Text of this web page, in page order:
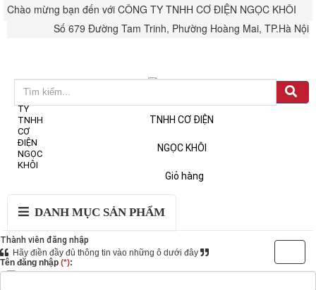
Chào mừng bạn đến với CÔNG TY TNHH CƠ ĐIỆN NGỌC KHÔI
Số 679 Đường Tam Trinh, Phường Hoàng Mai, TP.Hà Nội
Đăng nhập
Giỏ hàng
DANH MỤC SẢN PHẨM
Hotline: 0987812772 - 0914481661
Thành viên đăng nhập
Hãy điền đầy đủ thông tin vào những ô dưới đây
Tên đăng nhập (*):